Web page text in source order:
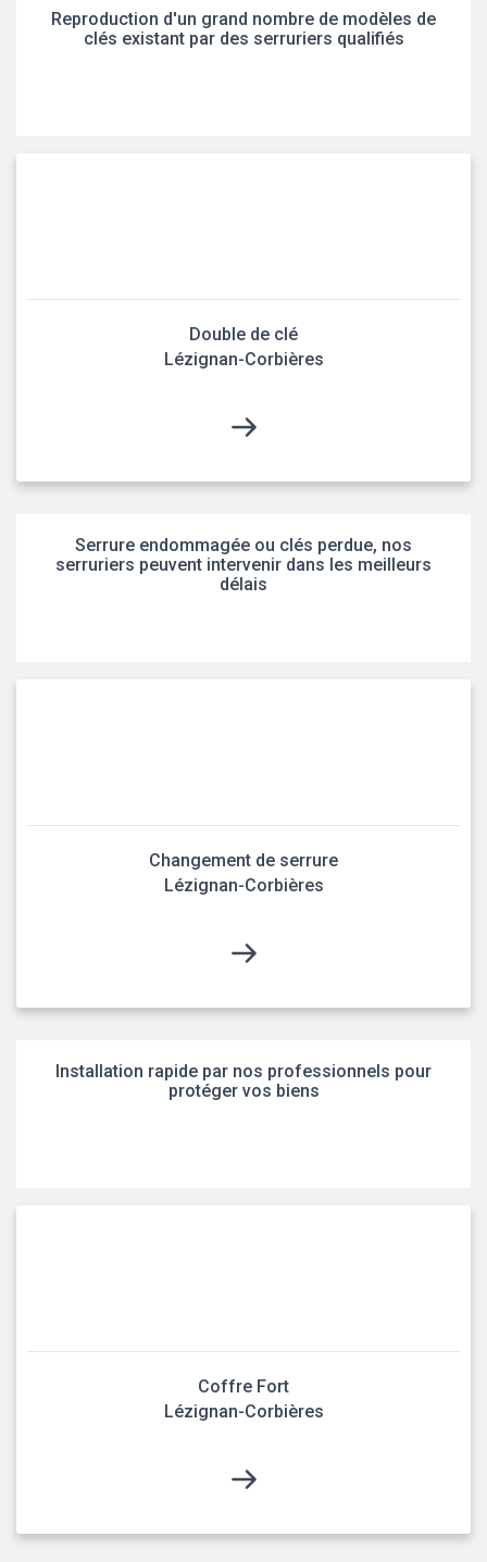
Reproduction d'un grand nombre de modèles de
clés existant par des serruriers qualifiés
Double de clé
Lézignan-Corbières
Serrure endommagée ou clés perdue, nos
serruriers peuvent intervenir dans les meilleurs
délais
Changement de serrure
Lézignan-Corbières
Installation rapide par nos professionnels pour
protéger vos biens
Coffre Fort
Lézignan-Corbières